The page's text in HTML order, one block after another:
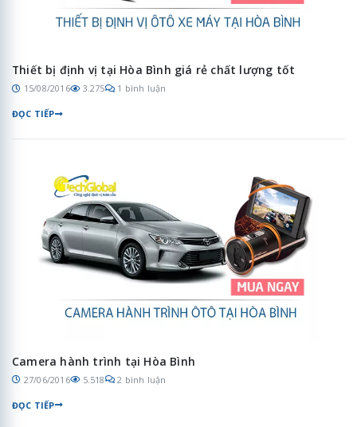
Thiết bị định vị tại Hòa Bình giá rẻ chất lượng tốt
15/08/2016 3.275 1 bình luận
ĐỌC TIẾP
Camera hành trình tại Hòa Bình
27/06/2016 5.518 2 bình luận
ĐỌC TIẾP